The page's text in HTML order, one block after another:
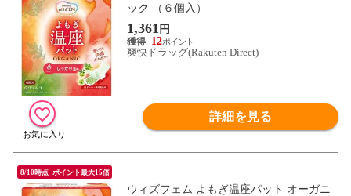
ック （６個入）
1,361 円
12
爽快ドラッグ(Rakuten Direct)
詳細を見る
8/10時点_ポイント最大15倍
ウィズフェム よもぎ温座パット オーガニ